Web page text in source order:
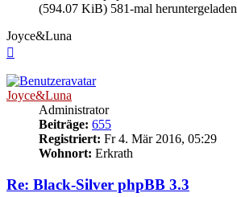
(594.07 KiB) 581-mal heruntergeladen
Joyce&Luna
Joyce&Luna
Administrator
Beiträge: 655
Registriert: Fr 4. Mär 2016, 05:29
Wohnort: Erkrath
Re: Black-Silver phpBB 3.3